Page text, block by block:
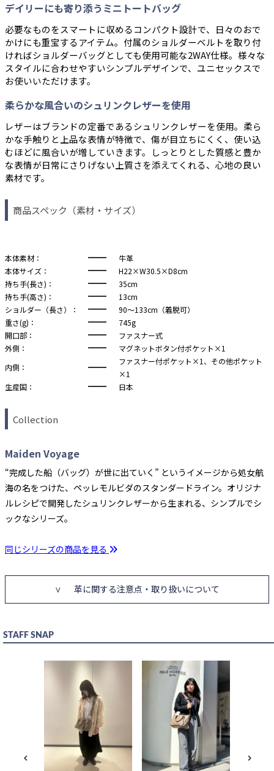
デイリーにも寄り添うミニトートバッグ
必要なものをスマートに収めるコンパクト設計で、日々のおで
かけにも重宝するアイテム。付属のショルダーベルトを取り付
ければショルダーバッグとしても使用可能な2WAY仕様。様々な
スタイルに合わせやすいシンプルデザインで、ユニセックスで
お使いいただけます。
柔らかな風合いのシュリンクレザーを使用
レザーはブランドの定番であるシュリンクレザーを使用。柔ら
かな手触りと上品な表情が特徴で、傷が目立ちにくく、使い込
むほどに風合いが増していきます。しっとりとした質感と豊か
な表情が日常にさりげない上質さを添えてくれる、心地の良い
素材です。
商品スペック（素材・サイズ）
本体素材：
牛革
本体サイズ：
H22×W30.5×D8cm
持ち手(長さ)：
35cm
持ち手(高さ)：
13cm
ショルダー（長さ）：
90～133cm（着脱可）
重さ(g)：
745g
開口部：
ファスナー式
外側：
マグネットボタン付ポケット×1
内側：
ファスナー付ポケット×1、その他ポケット
×1
生産国：
日本
Collection
Maiden Voyage
“完成した船（バッグ）が世に出ていく” というイメージから処女航
海の名をつけた、ペッレモルビダのスタンダードライン。オリジナ
ルレシピで開発したシュリンクレザーから生まれる、シンプルでシ
ックなシリーズ。
同じシリーズの商品を見る
革に関する注意点・取り扱いについて
STAFF SNAP